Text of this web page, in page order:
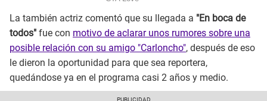
La también actriz comentó que su llegada a "En boca de
todos" fue con motivo de aclarar unos rumores sobre una
posible relación con su amigo "Carloncho", después de eso
le dieron la oportunidad para que sea reportera,
quedándose ya en el programa casi 2 años y medio.